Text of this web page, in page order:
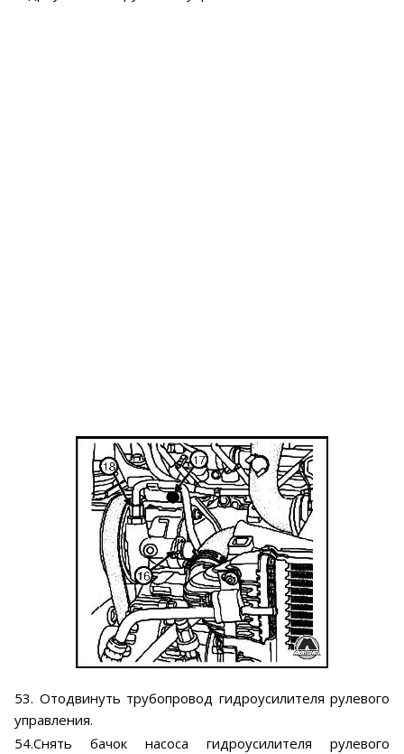
53. Отодвинуть трубопровод гидроусилителя рулевого
управления.
54.Снять бачок насоса гидроусилителя рулевого